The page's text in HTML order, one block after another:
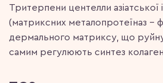
Тритерпени центелли азіатської
(матриксних металопротеїназ –
дермального матриксу, що
самим регулюють синтез